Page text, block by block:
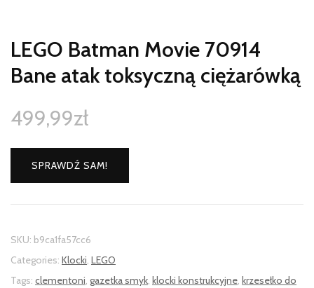
LEGO Batman Movie 70914
Bane atak toksyczną ciężarówką
499,99zł
SPRAWDŹ SAM!
SKU: b9ca1fa57cc6
Categories: Klocki, LEGO
Tags: clementoni, gazetka smyk, klocki konstrukcyjne, krzesełko do